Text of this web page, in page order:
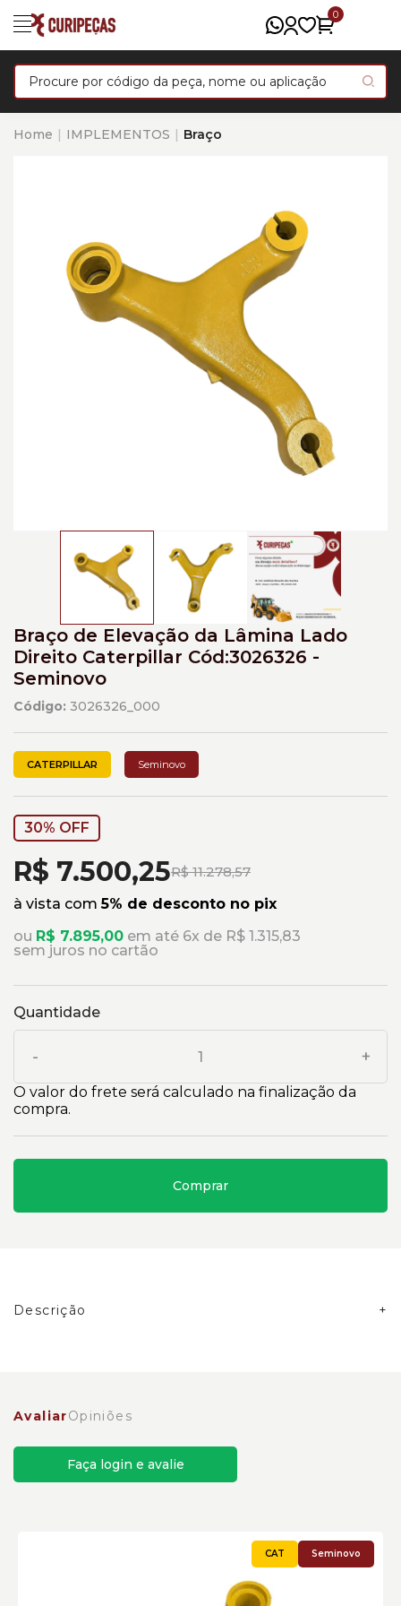
0
Home IMPLEMENTOS Braço
Braço de Elevação da Lâmina Lado
Direito Caterpillar Cód:3026326 -
Seminovo
Código: 3026326_000
CATERPILLAR Seminovo
30% OFF
R$ 11.278,57
R$ 7.500,25
à vista com5% de desconto no pix
ou R$ 7.895,00 em até 6x de R$ 1.315,83
sem juros no cartão
Quantidade
- +
O valor do frete será calculado na finalização da
compra.
Comprar
Descrição
AvaliarOpiniões
Faça login e avalie
Seminovo